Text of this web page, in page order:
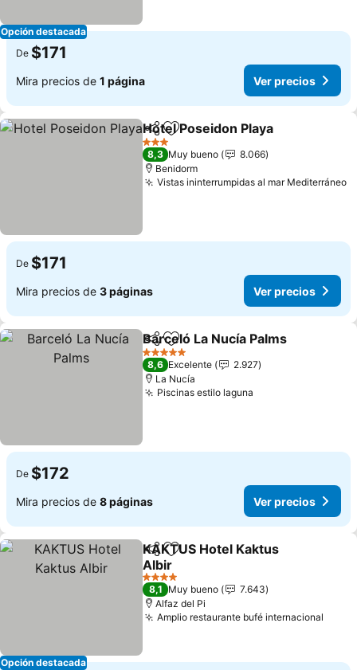
Opción destacada
De $171
Mira precios de 1 página Ver precios
CompartirAgregar a favoritos
Hotel Poseidon Playa
3 Estrellas
8,3 Muy bueno
8.066
Benidorm
Vistas ininterrumpidas al mar Mediterráneo
De $171
Mira precios de 3 páginas Ver precios
CompartirAgregar a favoritos
Barceló La Nucía Palms
5 Estrellas
8,6 Excelente
2.927
La Nucía
Piscinas estilo laguna
De $172
Mira precios de 8 páginas Ver precios
Opción destacada
CompartirAgregar a favoritos
KAKTUS Hotel Kaktus
Albir
Ver precios
4 Estrellas
8,1 Muy bueno
7.643
Alfaz del Pi
Amplio restaurante bufé internacional